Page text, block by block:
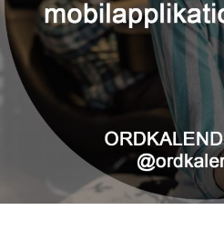
Anmäl till språkpolisen
Föreslå nyord
Annonsera
Prenumerera
Läs Språktidningen digitalt